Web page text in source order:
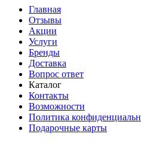
Главная
Отзывы
Акции
Услуги
Бренды
Доставка
Вопрос ответ
Каталог
Контакты
Возможности
Политика
Подарочные карты